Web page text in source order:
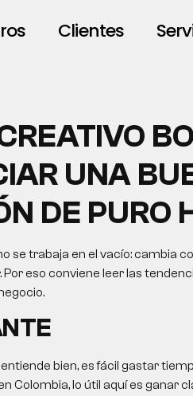
Clientes
UNA
DE PURO
se trabaja en el vacío: cambia
eso conviene leer las
bien, es fácil gastar
Colombia, lo útil aquí es ganar